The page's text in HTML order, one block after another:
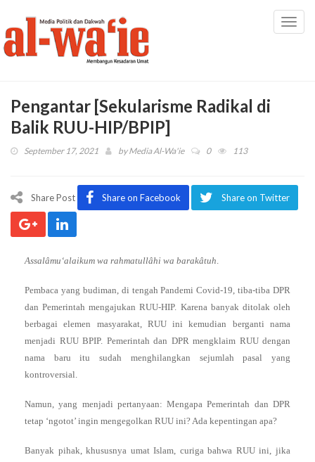
Pengantar [Sekularisme Radikal di
Balik RUU-HIP/BPIP]
September 17, 2021 byMedia Al-Wa'ie 0 113
Share Post Share on Facebook Share on Twitter
Assalâmu‘alaikum wa rahmatullâhi wa barakâtuh.
Pembaca yang budiman, di tengah Pandemi Covid-19, tiba-tiba DPR
dan Pemerintah mengajukan RUU-HIP. Karena banyak ditolak oleh
berbagai elemen masyarakat, RUU ini kemudian berganti nama
menjadi RUU BPIP. Pemerintah dan DPR mengklaim RUU dengan
nama baru itu sudah menghilangkan sejumlah pasal yang
kontroversial.
Namun, yang menjadi pertanyaan: Mengapa Pemerintah dan DPR
tetap ‘ngotot’ ingin mengegolkan RUU ini? Ada kepentingan apa?
Banyak pihak, khususnya umat Islam, curiga bahwa RUU ini, jika